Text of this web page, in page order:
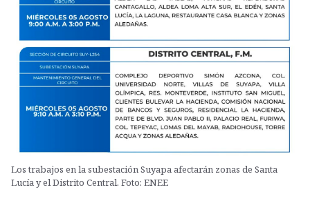
Los trabajos en la subestación Suyapa afectarán zonas de Santa
Lucía y el Distrito Central. Foto: ENEE